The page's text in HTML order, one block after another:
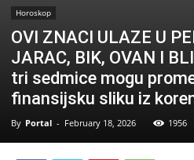
Horoskop
OVI ZNACI ULAZE U
JARAC, BIK, OVAN I
tri sedmice mogu
finansijsku sliku iz
By Portal - February 18, 2026 1956